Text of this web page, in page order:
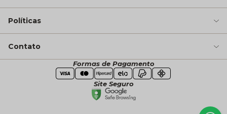
Políticas
Contato
Formas de Pagamento
Site Seguro